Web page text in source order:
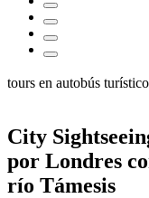
tours en autobús
City
por Londres
río Támesis